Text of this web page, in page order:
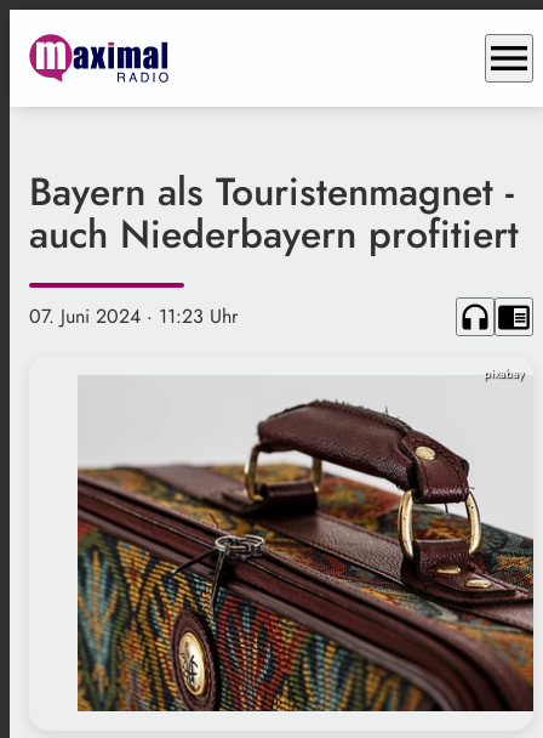
menu
Bayern als Touristenmagnet -
auch Niederbayern profitiert
07. Juni 2024 · 11:23 Uhr headphones chrome_reader_mode
pixabay